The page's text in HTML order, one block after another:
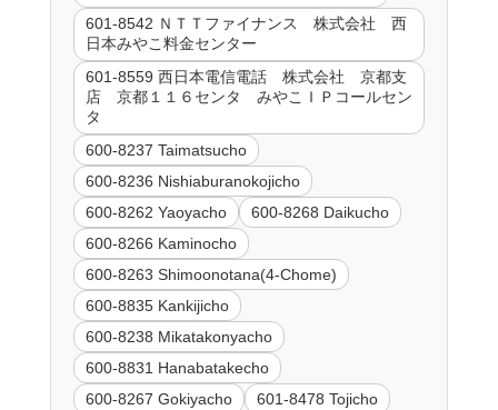
601-8542 ＮＴＴファイナンス 株式会社 西
日本みやこ料金センター
601-8559 西日本電信電話 株式会社 京都支
店 京都１１６センタ みやこＩＰコールセン
タ
600-8237 Taimatsucho
600-8236 Nishiaburanokojicho
600-8262 Yaoyacho
600-8268 Daikucho
600-8266 Kaminocho
600-8263 Shimoonotana(4-Chome)
600-8835 Kankijicho
600-8238 Mikatakonyacho
600-8831 Hanabatakecho
600-8267 Gokiyacho
601-8478 Tojicho